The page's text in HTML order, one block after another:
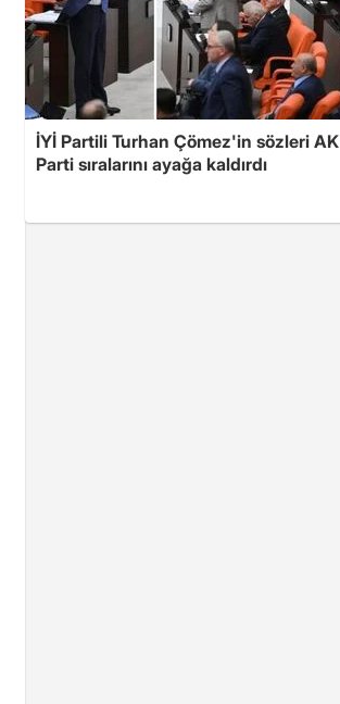
İYİ Partili Turhan Çömez'in sözleri AK
Parti sıralarını ayağa kaldırdı